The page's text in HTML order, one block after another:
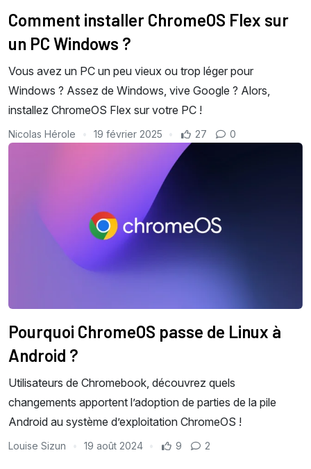
Comment installer ChromeOS Flex sur
un PC Windows ?
Vous avez un PC un peu vieux ou trop léger pour
Windows ? Assez de Windows, vive Google ? Alors,
installez ChromeOS Flex sur votre PC !
Nicolas Hérole 19 février 2025 27 0
Pourquoi ChromeOS passe de Linux à
Android ?
Utilisateurs de Chromebook, découvrez quels
changements apportent l’adoption de parties de la pile
Android au système d’exploitation ChromeOS !
Louise Sizun 19 août 2024 9 2